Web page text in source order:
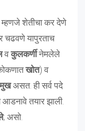
म्हणजे शेतीचा कर देणे
चढवणे यापुरताच
वकुलकर्णीनेमलेले
खोत) व
असत. ही सर्व पदे
आडनावे तयार झाली.
; असो.